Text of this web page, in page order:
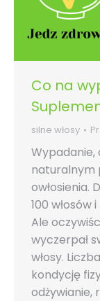
Co na
silne włosy
Wypadanie,
naturalnym
owłosienia.
100
Ale
wyczerpał
włosy.
kondycję
odżywianie,